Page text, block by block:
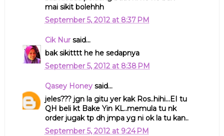
mai sikit bolehhh
September 5, 2012 at 8:37 PM
Cik Nursaid...
bak sikitttt he he sedapnya
September 5, 2012 at 8:38 PM
Qasey Honeysaid...
jeles??? jgn la gitu yer kak Ros..hihi...EI tu
QH beli kt Bake Yin KL..memula tu nk
order jugak tp dh jmpa yg ni ok la tu kan..
September 5, 2012 at 9:24 PM